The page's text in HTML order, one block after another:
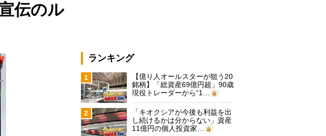
伝のル
ランキング
1
【億り人オールスターが狙う20
銘柄】「総資産69億円超」90歳
現役トレーダーから“1…
2
「キオクシアが今後も利益を出
し続けるかは分からない」資産
11億円の個人投資家…